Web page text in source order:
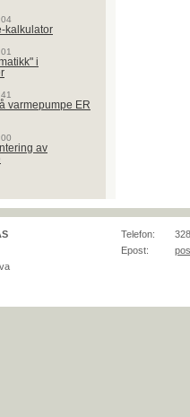
kalkulator
i
varmepumpe ER
av
Telefon:
Epost: